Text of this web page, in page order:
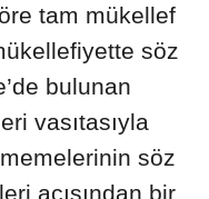
tam mükellef
söz
bulunan
vasıtasıyla
söz
açısından bir